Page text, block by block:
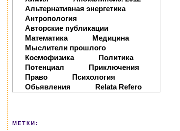
Альтернативная энергетика
Антропология
Авторские публикации
Математика
Медицина
Мыслители прошлого
Космофизика
Политика
Потенциал
Приключения
Право
Психология
Обьявления
Relata Refero
МЕТКИ: